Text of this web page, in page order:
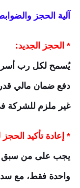
آلية الحجز
* الحجز الجديد:
يُسمح لكل رب أسرة
غير ملزم للشركة
* إعادة تأكيد
يجب على من سبق
واحدة فقط، مع